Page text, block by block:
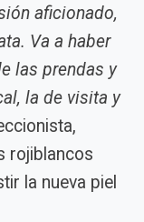
aficionado,
Va a haber
las prendas y
la de visita y
rojiblancos
la nueva piel